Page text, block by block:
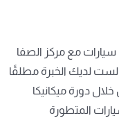
مع مركز الصفا
لست لديك الخبرة مطلقًا
دورة ميكانيكا
المتطورة